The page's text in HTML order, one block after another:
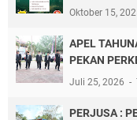
Oktober 15,
APEL
PEKAN
Juli 25, 2026
PERJUSA :